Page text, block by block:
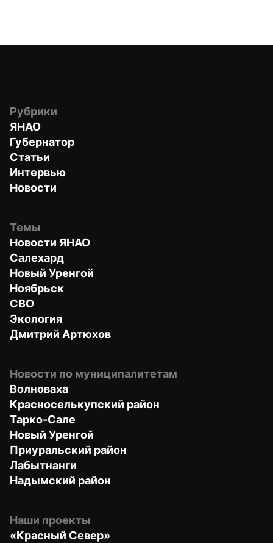
Рубрики
ЯНАО
Губернатор
Статьи
Интервью
Новости
Темы
Новости ЯНАО
Салехард
Новый Уренгой
Ноябрьск
СВО
Экология
Дмитрий Артюхов
Новости по муниципалитетам
Волноваха
Красноселькупский район
Тарко-Сале
Новый Уренгой
Приуральский район
Лабытнанги
Надымский район
Наши проекты
«Красный Север»